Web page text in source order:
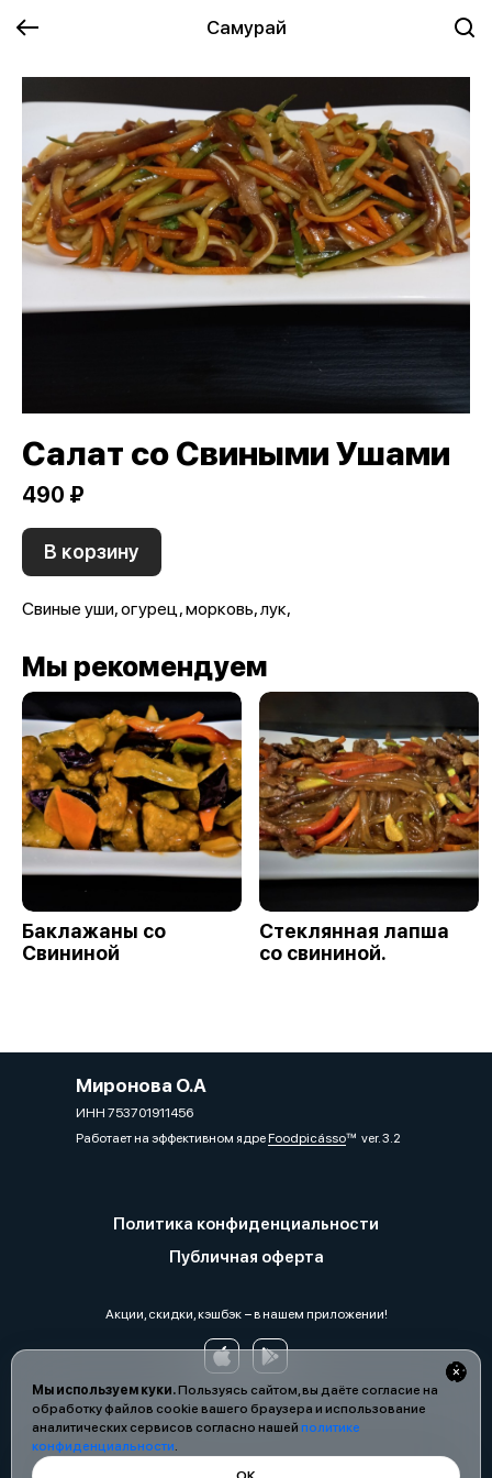
Самурай
Мы используем куки.Пользуясь сайтом, вы даёте согласие на
обработку файлов cookie вашего браузера и использование
аналитических сервисов согласно нашей политике
конфиденциальности.
Салат со Свиными Ушами
490 ₽
В корзину
Свиные уши, огурец, морковь, лук,
Мы рекомендуем
Баклажаны со
Свининой
Стеклянная лапша
со свининой.
Миронова О.А
ИНН 753701911456
Работает на эффективном ядреFoodpicássover. 3.2
Политика конфиденциальности
Публичная оферта
Акции, скидки, кэшбэк − в нашем приложении!